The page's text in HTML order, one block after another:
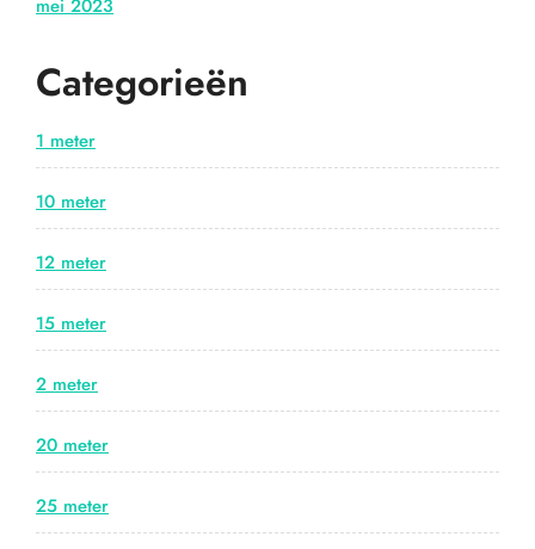
mei 2023
Categorieën
1 meter
10 meter
12 meter
15 meter
2 meter
20 meter
25 meter